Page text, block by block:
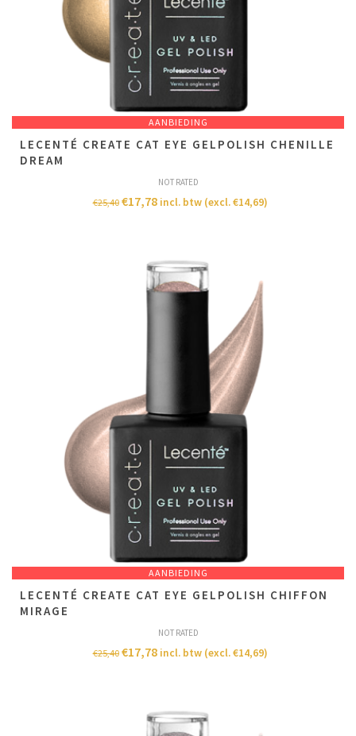
AANBIEDING
LECENTÉ CREATE CAT EYE GELPOLISH CHENILLE
DREAM
NOT RATED
€25,40 €17,78 incl. btw (excl.€14,69)
AANBIEDING
LECENTÉ CREATE CAT EYE GELPOLISH CHIFFON
MIRAGE
NOT RATED
€25,40 €17,78 incl. btw (excl.€14,69)